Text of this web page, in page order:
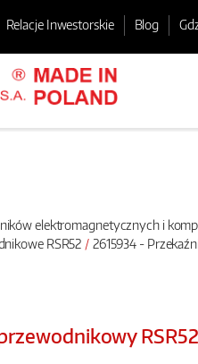
Relacje Inwestorskie Blog
elektromagnetycznych i
RSR52
2615934 -